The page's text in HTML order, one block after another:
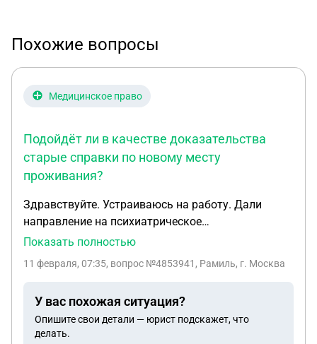
Похожие вопросы
Медицинское право
Подойдёт ли в качестве доказательства
старые справки по новому месту
проживания?
Здравствуйте. Устраиваюсь на работу. Дали
направление на психиатрическое
освидетельствование. Обратился в регистратуру,
документы, что хочу только узнать стоимость
средств. Я сказал ей, что сегодня проходить не
буду, так как не успею и что приду завтра. Она
попросила предъявить паспорт, не понятно для
Показать полностью
11 февраля, 07:35, вопрос №4853941, Рамиль, г. Москва
У вас похожая ситуация?
Опишите свои детали — юрист подскажет, что
делать.